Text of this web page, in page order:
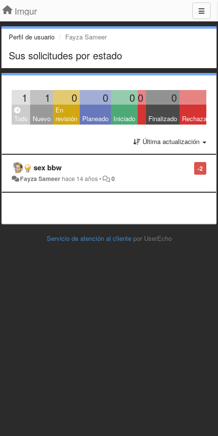
Imgur
Perfil de usuario Fayza Sameer
Sus solicitudes por estado
1 1 0 0 0 0 0
Todo Nuevo
En
revisión Planeado Iniciado Finalizado Rechazado
Última actualización
-2
sex bbw
Fayza Sameer hace 14 años• 0
Servicio de atención al cliente por UserEcho